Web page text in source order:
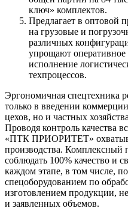
ключ» комплектов.
Предлагает в оптовой
на грузовые и
различных
упрощают оперативное
исполнение
техпроцессов.
Эргономичная спецтехника
только в введении
цехов, но и частных
Проводя контроль качества
«ПТК ПРИОРИТЕТ»
производства. Комплексный
соблюдать 100% качество и
каждом этапе, в том числе,
спецоборудованием по
изготовлением продукции,
и заявленных объемов.